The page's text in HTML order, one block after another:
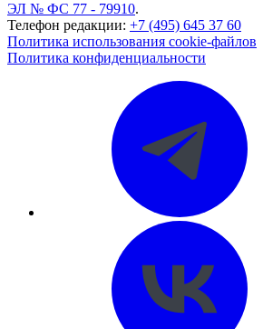
ЭЛ № ФС 77 - 79910.
Телефон редакции: +7 (495) 645 37 60
Политика использования cookie-файлов
Политика конфиденциальности